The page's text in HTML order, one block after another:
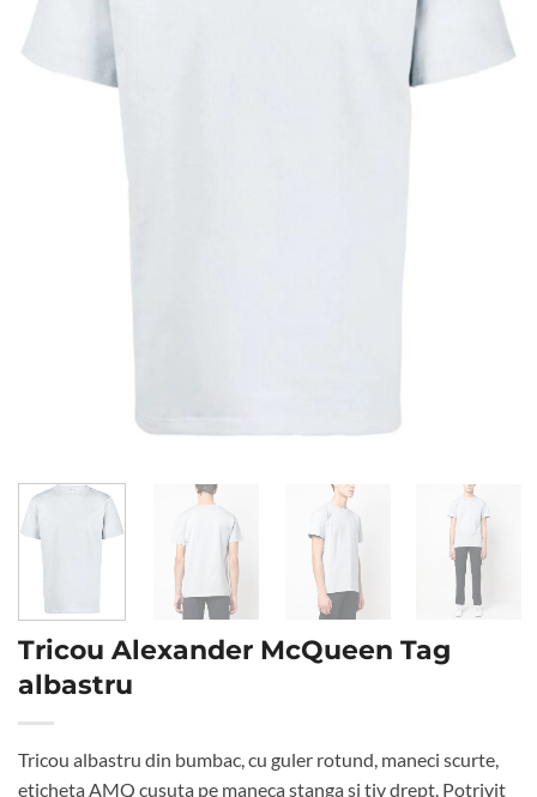
Tricou Alexander McQueen Tag
albastru
Tricou albastru din bumbac, cu guler rotund, maneci scurte,
eticheta AMQ cusuta pe maneca stanga si tiv drept. Potrivit